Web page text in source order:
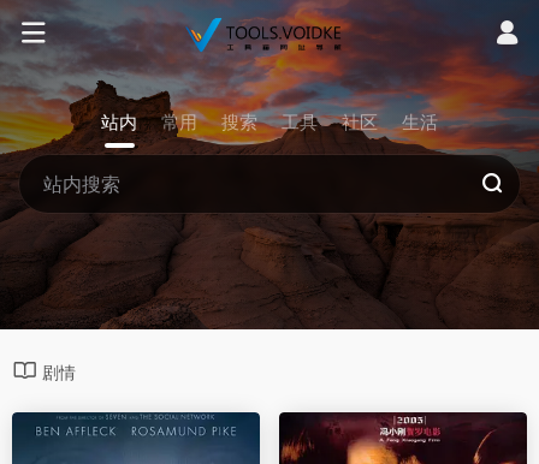
站内 常用 搜索 工具 社区 生活
剧情